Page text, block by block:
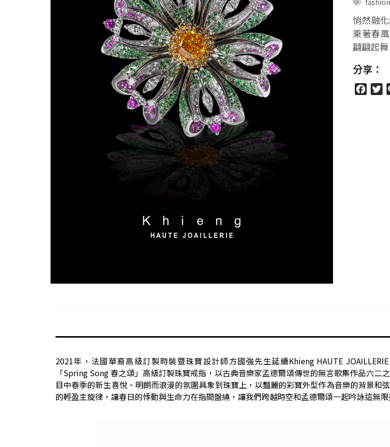
悄然融
乘著春
翩翩起舞
分享：
2021年，法國華裔高級訂製時裝暨珠寶設計師方國強先生延續Khieng HAUTE JOAILLERIE
「Spring Song春之頌」高級訂製珠寶戒指，以古典音樂家孟德爾頌傳世的無言歌集作品六二
目中春季的新生喜悅、明朗而浪漫的氛圍具象到珠寶上，以豔麗的彩寶外型作為音樂的背景和
的輕盈主旋律，讓春日的悸動與生命力在指間盤繞，讓我們跨越時空和孟德爾頌一起吟詠這無限